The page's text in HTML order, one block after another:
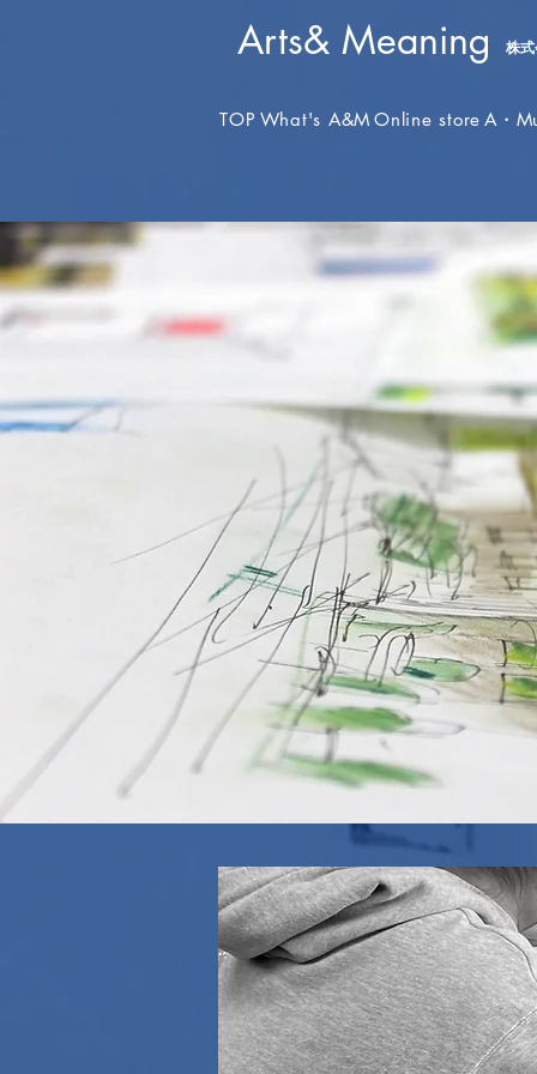
​Arts& Meaning 株
TOP What's A&M Online store A・